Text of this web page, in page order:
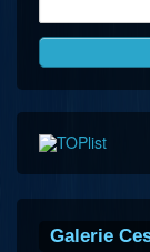
Galerie